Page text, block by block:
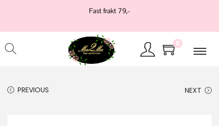
Fast frakt 79,-
0
PREVIOUS NEXT